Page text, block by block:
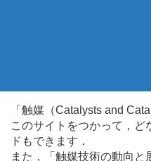
「触媒（Catalysts and
このサイトをつかって，
ドもできます．
また，「触媒技術の動向